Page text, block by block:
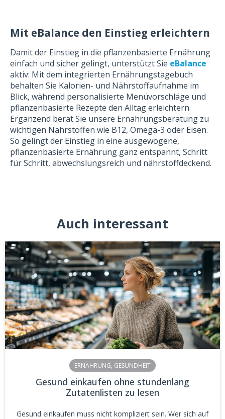
Mit eBalance den Einstieg erleichtern
Damit der Einstieg in die pflanzenbasierte Ernährung
einfach und sicher gelingt, unterstützt Sie eBalance
aktiv: Mit dem integrierten Ernährungstagebuch
behalten Sie Kalorien- und Nährstoffaufnahme im
Blick, während personalisierte Menüvorschläge und
pflanzenbasierte Rezepte den Alltag erleichtern.
Ergänzend berät Sie unsere Ernährungsberatung zu
wichtigen Nährstoffen wie B12, Omega-3 oder Eisen.
So gelingt der Einstieg in eine ausgewogene,
pflanzenbasierte Ernährung ganz entspannt, Schritt
für Schritt, abwechslungsreich und nährstoffdeckend.
Auch interessant
ERNÄHRUNG, GESUNDHEIT
Gesund einkaufen ohne stundenlang
Zutatenlisten zu lesen
Gesund einkaufen muss nicht kompliziert sein. Wer sich auf